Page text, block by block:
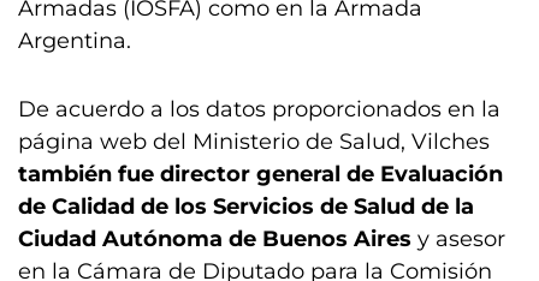
Armadas (IOSFA) como en la Armada
Argentina.
De acuerdo a los datos proporcionados en la
página web del Ministerio de Salud, Vilches
también fue director general de Evaluación
de Calidad de los Servicios de Salud de la
Ciudad Autónoma de Buenos Aires y asesor
en la Cámara de Diputado para la Comisión